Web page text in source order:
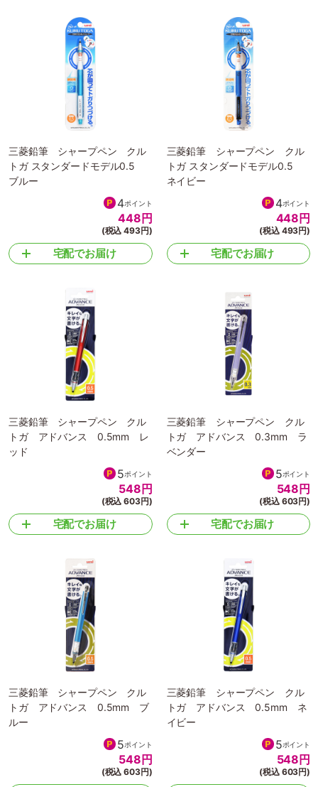
三菱鉛筆 シャープペン クル
トガ スタンダードモデル0.5
ブルー
4ポイント
448 円
(税込 493円)
宅配でお届け
三菱鉛筆 シャープペン クル
トガ スタンダードモデル0.5
ネイビー
4ポイント
448 円
(税込 493円)
宅配でお届け
三菱鉛筆 シャープペン クル
トガ アドバンス 0.5mm レ
ッド
5ポイント
548 円
(税込 603円)
宅配でお届け
三菱鉛筆 シャープペン クル
トガ アドバンス 0.3mm ラ
ベンダー
5ポイント
548 円
(税込 603円)
宅配でお届け
三菱鉛筆 シャープペン クル
トガ アドバンス 0.5mm ブ
ルー
5ポイント
548 円
(税込 603円)
三菱鉛筆 シャープペン クル
トガ アドバンス 0.5mm ネ
イビー
5ポイント
548 円
(税込 603円)